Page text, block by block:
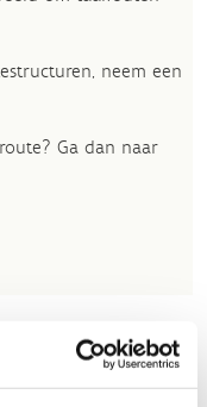
neem een
Ga dan naar